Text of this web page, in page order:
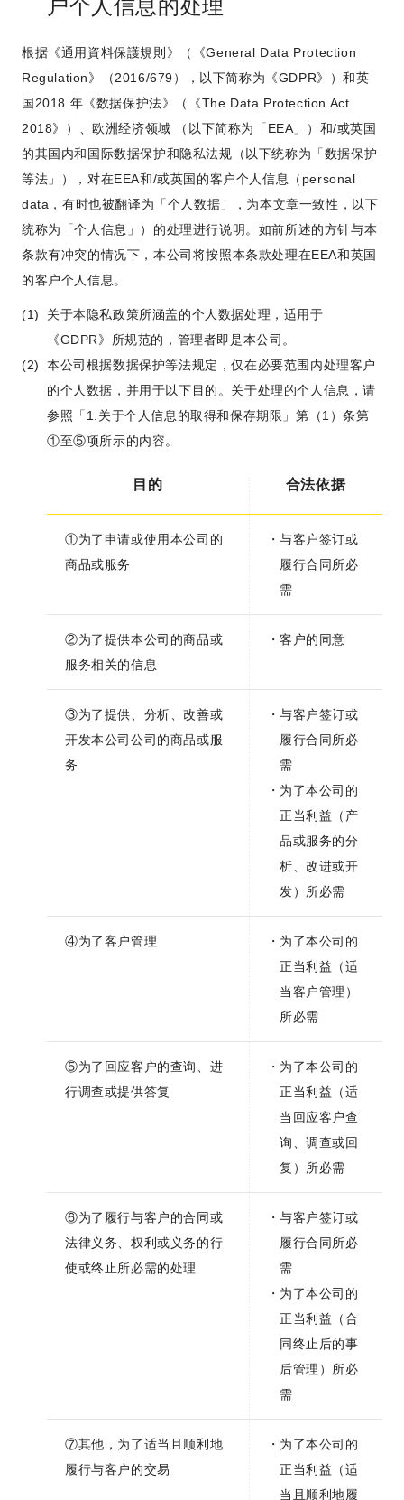
户个人信息的处理
根据《通用資料保護規則》（《General Data Protection
Regulation》（2016/679），以下简称为《GDPR》）和英
国2018 年《数据保护法》（《The Data Protection Act
2018》）、欧洲经济领域 （以下简称为「EEA」）和/或英国
的其国内和国际数据保护和隐私法规（以下统称为「数据保护
等法」），对在EEA和/或英国的客户个人信息（personal
data，有时也被翻译为「个人数据」，为本文章一致性，以下
统称为「个人信息」）的处理进行说明。如前所述的方针与本
条款有冲突的情况下，本公司将按照本条款处理在EEA和英国
的客户个人信息。
关于本隐私政策所涵盖的个人数据处理，适用于
《GDPR》所规范的，管理者即是本公司。
本公司根据数据保护等法规定，仅在必要范围内处理客户
的个人数据，并用于以下目的。关于处理的个人信息，请
参照「1.关于个人信息的取得和保存期限」第（1）条第
①至⑤项所示的内容。
目的 合法依据
①为了申请或使用本公司的
商品或服务
与客户签订或
履行合同所必
需
②为了提供本公司的商品或
服务相关的信息
客户的同意
③为了提供、分析、改善或
开发本公司公司的商品或服
务
与客户签订或
履行合同所必
需
为了本公司的
正当利益（产
品或服务的分
析、改进或开
发）所必需
④为了客户管理
为了本公司的
正当利益（适
当客户管理）
所必需
⑤为了回应客户的查询、进
行调查或提供答复
为了本公司的
正当利益（适
当回应客户查
询、调查或回
复）所必需
⑥为了履行与客户的合同或
法律义务、权利或义务的行
使或终止所必需的处理
与客户签订或
履行合同所必
需
为了本公司的
正当利益（合
同终止后的事
后管理）所必
需
⑦其他，为了适当且顺利地
履行与客户的交易
为了本公司的
正当利益（适
当且顺利地履